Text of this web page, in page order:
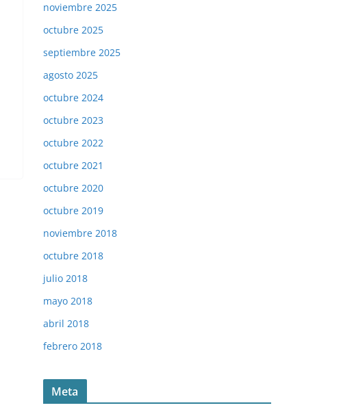
noviembre 2025
octubre 2025
septiembre 2025
agosto 2025
octubre 2024
octubre 2023
octubre 2022
octubre 2021
octubre 2020
octubre 2019
noviembre 2018
octubre 2018
julio 2018
mayo 2018
abril 2018
febrero 2018
Meta